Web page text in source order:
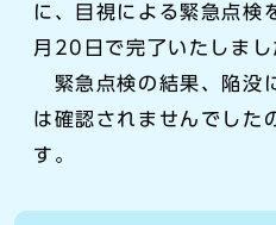
に、目視による緊急点
月20日で完了いたしまし
緊急点検の結果、陥没
は確認されませんでした
す。